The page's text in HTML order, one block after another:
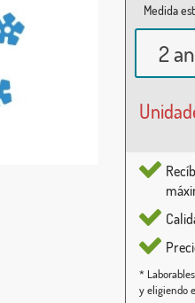
Medida
2
*
y eligiendo